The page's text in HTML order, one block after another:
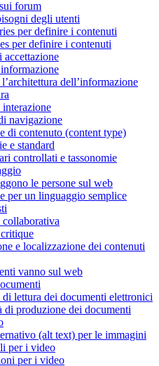
forum
degli utenti
per definire i contenuti
per definire i contenuti
dell’informazione
navigazione
di contenuto (content type)
e standard
controllati e tassonomie
le persone sul web
per un linguaggio semplice
e localizzazione dei contenuti
vanno sul web
lettura dei documenti elettronici
di produzione dei documenti
(alt text) per le immagini
per i video
per i video